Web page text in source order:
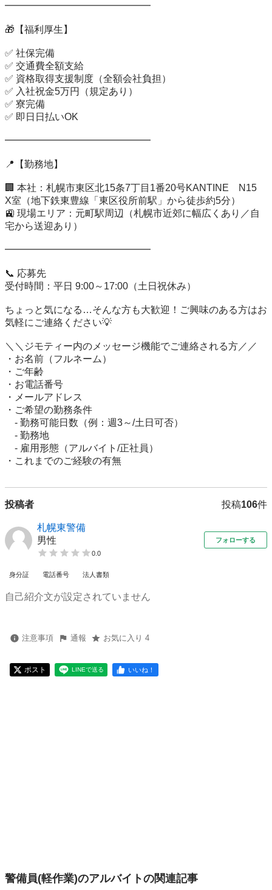
━━━━━━━━━━━━━━━
🎁【福利厚生】
✅ 社保完備
✅ 交通費全額支給
✅ 資格取得支援制度（全額会社負担）
✅ 入社祝金5万円（規定あり）
✅ 寮完備
✅ 即日日払いOK
━━━━━━━━━━━━━━━
📍【勤務地】
🏢 本社：札幌市東区北15条7丁目1番20号KANTINE　N15
X室（地下鉄東豊線「東区役所前駅」から徒歩約5分）
🚉 現場エリア：元町駅周辺（札幌市近郊に幅広くあり／自
宅から送迎あり）
━━━━━━━━━━━━━━━
📞 応募先
受付時間：平日 9:00～17:00（土日祝休み）
ちょっと気になる…そんな方も大歓迎！ご興味のある方はお
気軽にご連絡ください💡
＼＼ジモティー内のメッセージ機能でご連絡される方／／
・お名前（フルネーム）
・ご年齢
・お電話番号
・メールアドレス
・ご希望の勤務条件
- 勤務可能日数（例：週3～/土日可否）
- 勤務地
- 雇用形態（アルバイト/正社員）
・これまでのご経験の有無
投稿者 投稿106件
札幌東警備
男性
0.0
フォローする
身分証 電話番号 法人書類
自己紹介文が設定されていません
注意事項 通報 お気に入り 4
ポスト LINEで送る いいね！
警備員(軽作業)のアルバイトの関連記事